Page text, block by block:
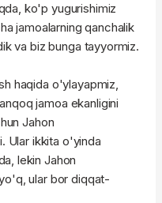
ko'p yugurishimiz
jamoalarning qanchalik
va biz bunga tayyormiz.
haqida o'ylayapmiz,
jamoa ekanligini
Jahon
Ular ikkita o'yinda
lekin Jahon
ular bor diqqat-